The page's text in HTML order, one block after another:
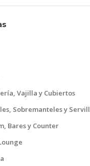
Vajilla y Cubiertos
Sobremanteles y
Bares y Counter